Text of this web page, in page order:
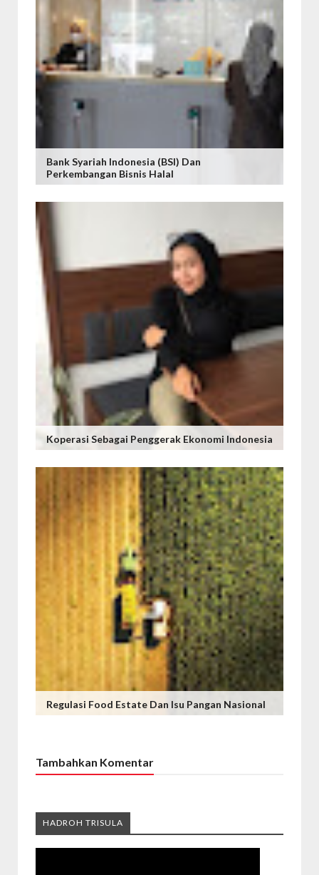
Bank Syariah Indonesia (BSI) Dan
Perkembangan Bisnis Halal
Koperasi Sebagai Penggerak Ekonomi Indonesia
Regulasi Food Estate Dan Isu Pangan Nasional
Tambahkan Komentar
HADROH TRISULA